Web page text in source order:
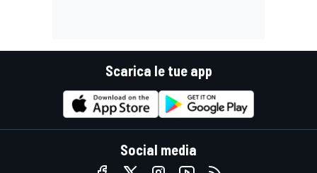
Scarica le tue app
Social media